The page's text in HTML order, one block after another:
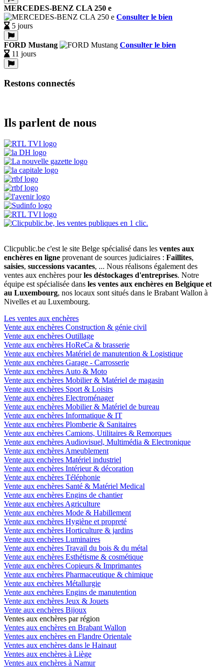
MERCEDES-BENZ CLA 250 e
Consulter le bien
5 jours
FORD Mustang
Consulter le bien
11 jours
Restons connectés
Ils parlent de nous
Clicpublic.be c'est le site Belge spécialisé dans les ventes aux
enchères en ligne provenant de sources judiciaires : Faillites,
saisies, successions vacantes, ... Nous réalisons également des
ventes aux enchères pourles déstockages d'entreprises. Notre
équipe est spécialisée dans les ventes aux enchères en Belgique et
au Luxembourg, nos locaux sont situés dans le Brabant Wallon à
Nivelles et au Luxembourg.
Les ventes aux enchères
Vente aux enchères Construction & génie civil
Vente aux enchères Outillage
Vente aux enchères HoReCa & brasserie
Vente aux enchères Matériel de manutention & Logistique
Vente aux enchères Garage - Carrosserie
Vente aux enchères Auto & Moto
Vente aux enchères Mobilier & Matériel de magasin
Vente aux enchères Sport & Loisirs
Vente aux enchères Electroménager
Vente aux enchères Mobilier & Matériel de bureau
Vente aux enchères Informatique & IT
Vente aux enchères Plomberie & Sanitaires
Vente aux enchères Camions, Utilitaires & Remorques
Vente aux enchères Audiovisuel, Multimédia & Electronique
Vente aux enchères Ameublement
Vente aux enchères Matériel industriel
Vente aux enchères Intérieur & décoration
Vente aux enchères Téléphonie
Vente aux enchères Santé & Matériel Medical
Vente aux enchères Engins de chantier
Vente aux enchères Agriculture
Vente aux enchères Mode & Habillement
Vente aux enchères Hygiène et propreté
Vente aux enchères Horticulture & jardins
Vente aux enchères Luminaires
Vente aux enchères Travail du bois & du métal
Vente aux enchères Esthétisme & cosmétique
Vente aux enchères Copieurs & Imprimantes
Vente aux enchères Pharmaceutique & chimique
Vente aux enchères Métallurgie
Vente aux enchères Engins de manutention
Vente aux enchères Jeux & Jouets
Vente aux enchères Bijoux
Ventes aux enchères par région
Ventes aux enchères en Brabant Wallon
Ventes aux enchères en Flandre Orientale
Ventes aux enchères dans le Hainaut
Ventes aux enchères à Liège
Ventes aux enchères à Namur